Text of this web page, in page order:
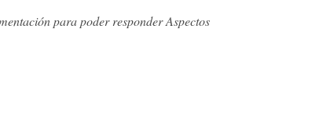
para poder responder Aspectos